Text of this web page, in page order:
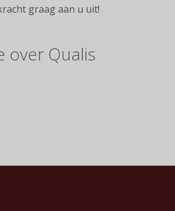
graag aan u uit!
over Qualis